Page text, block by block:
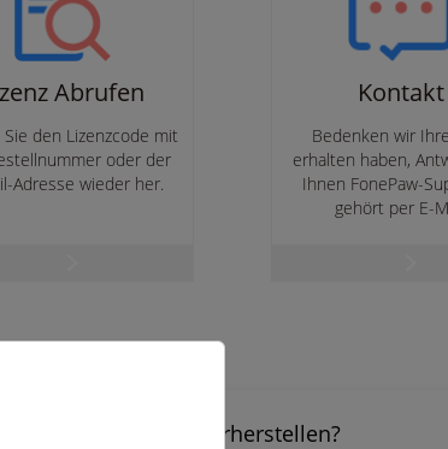
Abrufen
Sie den Lizenzcode mit
oder der
Adresse wieder her.
Kontakt
Bedenken wir
erhalten haben,
Ihnen FonePaw-
gehört per E-
werden, wiederherstellen?